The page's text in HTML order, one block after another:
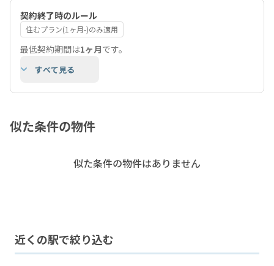
契約終了時のルール
住むプラン(1ヶ月-)のみ適用
最低契約期間は1ヶ月です。
すべて見る
似た条件の物件
似た条件の物件はありません
近くの駅で絞り込む